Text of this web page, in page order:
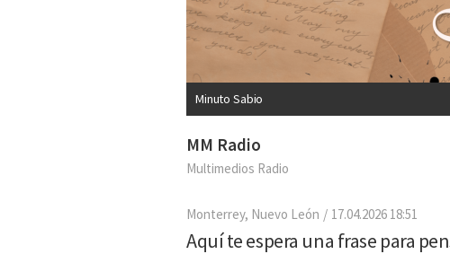
Minuto Sabio
MM Radio
Multimedios Radio
Monterrey, Nuevo León 17.04.2026 18:51
Aquí te espera una frase para